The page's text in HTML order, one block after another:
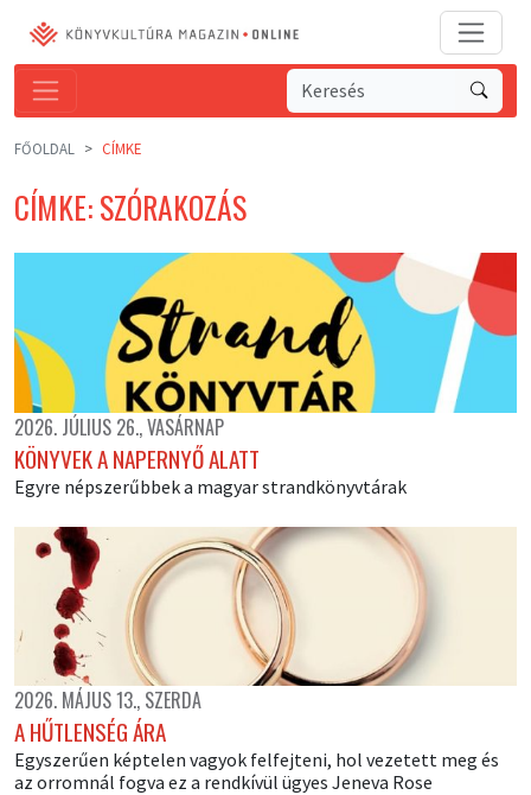
FŐOLDAL CÍMKE
CÍMKE: SZÓRAKOZÁS
2026. JÚLIUS 26., VASÁRNAP
KÖNYVEK A NAPERNYŐ ALATT
Egyre népszerűbbek a magyar strandkönyvtárak
2026. MÁJUS 13., SZERDA
A HŰTLENSÉG ÁRA
Egyszerűen képtelen vagyok felfejteni, hol vezetett meg és
az orromnál fogva ez a rendkívül ügyes Jeneva Rose